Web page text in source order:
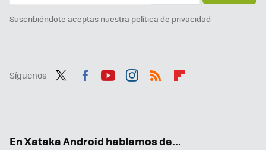
Suscribiéndote aceptas nuestra política de privacidad
Síguenos
En Xataka Android hablamos de...